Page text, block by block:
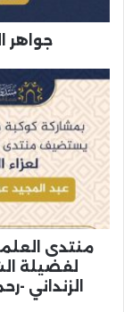
جواهر التدبر
منتدى
لفضيلة
الزنداني